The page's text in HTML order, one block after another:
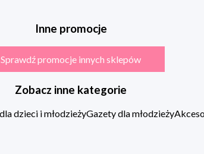
Inne promocje
Sprawdź promocje innych sklepów
Zobacz inne kategorie
dzieci i młodzieżyGazety dla młodzieży